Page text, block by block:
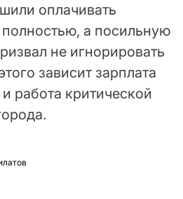
оплачивать
а посильную
не игнорировать
зависит зарплата
работа критической